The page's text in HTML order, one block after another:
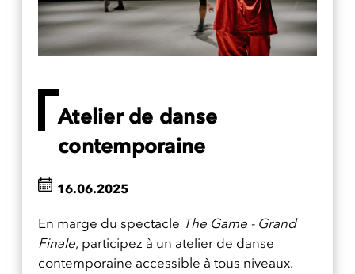
Atelier de danse
contemporaine
En marge du spectacle The Game - Grand
Finale, participez à un atelier de danse
contemporaine accessible à tous niveaux.
16.06.2025